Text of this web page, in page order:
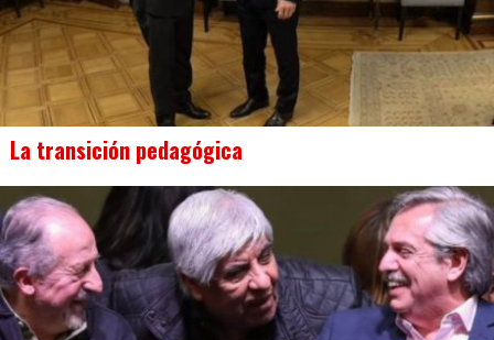
La transición pedagógica